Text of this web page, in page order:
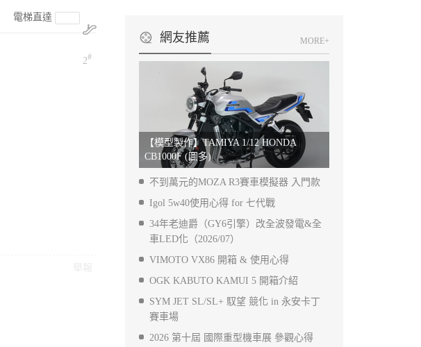
電梯直達
2#
網友推薦 MORE+
【模型製作】TAMIYA 1/12 HONDA
CB1000F (圖多)
不到萬元的MOZA R3賽車模擬器 入門款
Igol 5w40使用心得 for 七代戰
34年老迪爵（GY6引擎）改全波發電&全
車LED化（2026/07）
VIMOTO VX86 開箱 & 使用心得
OGK KABUTO KAMUI 5 開箱介紹
SYM JET SL/SL+ 馭望 競化 in 永安卡丁
賽車場
2026 第十屆 國際重型機車展 參觀心得